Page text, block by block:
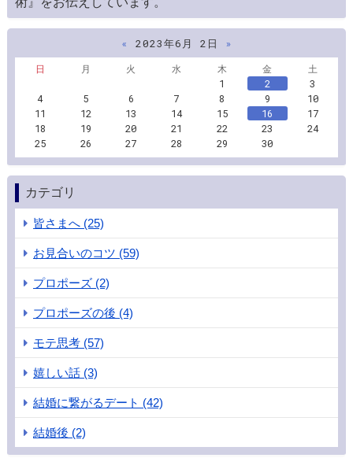
« 2023年6月 2日
»
日
月 火 水 木 金
土
1
2
3
4
5 6 7 8 9
10
11
12 13 14 15 16
17
18
19 20 21 22 23
24
25
26 27 28 29 30
カテゴリ
皆さまへ (25)
お見合いのコツ (59)
プロポーズ (2)
プロポーズの後 (4)
モテ思考 (57)
嬉しい話 (3)
結婚に繋がるデート (42)
結婚後 (2)